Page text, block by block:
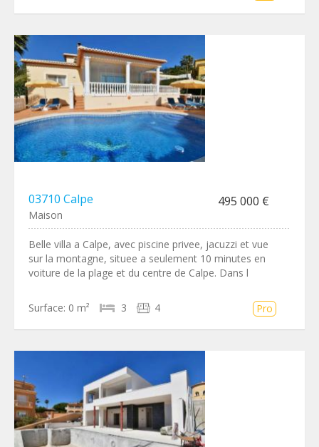
03710 Calpe 495 000 €
Maison
Belle villa a Calpe, avec piscine privee, jacuzzi et vue
sur la montagne, situee a seulement 10 minutes en
voiture de la plage et du centre de Calpe. Dans l
Surface: 0 m² 3 4 Pro